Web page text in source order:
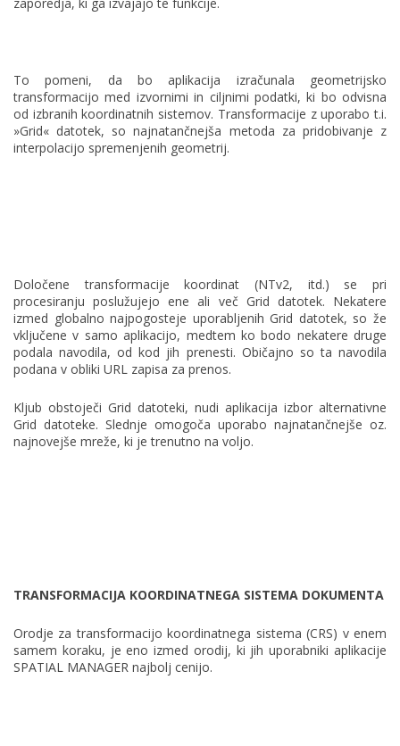
To pomeni, da bo aplikacija izračunala geometrijsko
transformacijo med izvornimi in ciljnimi podatki, ki bo odvisna
od izbranih koordinatnih sistemov. Transformacije z uporabo t.i.
»Grid« datotek, so najnatančnejša metoda za pridobivanje z
interpolacijo spremenjenih geometrij.
Določene transformacije koordinat (NTv2, itd.) se pri
procesiranju poslužujejo ene ali več Grid datotek. Nekatere
izmed globalno najpogosteje uporabljenih Grid datotek, so že
vključene v samo aplikacijo, medtem ko bodo nekatere druge
podala navodila, od kod jih prenesti. Običajno so ta navodila
podana v obliki URL zapisa za prenos.
Kljub obstoječi Grid datoteki, nudi aplikacija izbor alternativne
Grid datoteke. Slednje omogoča uporabo najnatančnejše oz.
najnovejše mreže, ki je trenutno na voljo.
TRANSFORMACIJA KOORDINATNEGA SISTEMA DOKUMENTA
Orodje za transformacijo koordinatnega sistema (CRS) v enem
samem koraku, je eno izmed orodij, ki jih uporabniki aplikacije
SPATIAL MANAGER najbolj cenijo.